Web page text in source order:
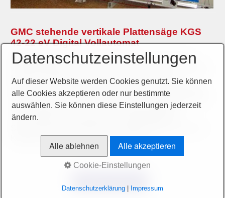
GMC stehende vertikale Plattensäge KGS
42-22 eV Digital Vollautomat
Neumaschine,stehende Plattensäge,
CE-Zeichen,
vollautomatischer Schnittablauf (horizontal und vertikal),
Minimal-Sprühkühlung pneumatisch gesteuert,
elektronische Digitalanzeigen, hintere Vollverkleidung,
Schnittbereich 4.200 x 2.200 x 50 mm, Sägeblatt Ø=250
mm, komplett mit abtastenden, gegenlaufendem
Vorritzaggregat, Absaughaube, Sägeblattpaket,
Klappanschlägen und Alu-Mittelauflage, ...
Datenschutzeinstellungen
Auf dieser Website werden Cookies genutzt. Sie können
alle Cookies akzeptieren oder nur bestimmte
auswählen. Sie können diese Einstellungen jederzeit
ändern.
Alle ablehnen Alle akzeptieren
Cookie-Einstellungen
Datenschutzerklärung| Impressum